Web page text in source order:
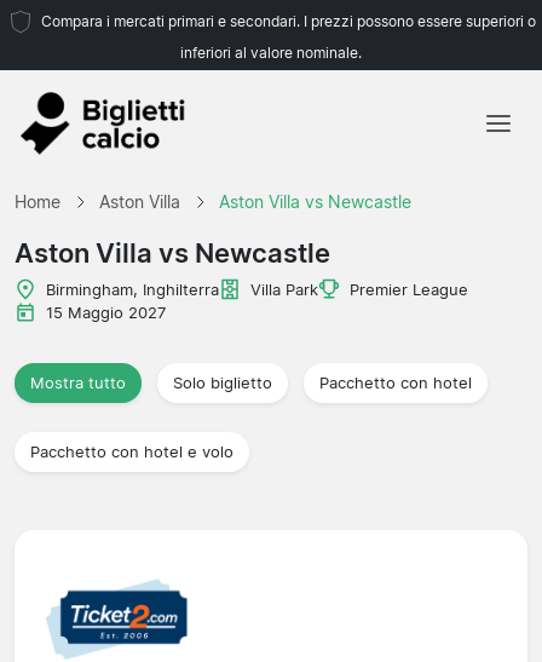
Compara i mercati primari e secondari. I prezzi possono essere superiori o
inferiori al valore nominale.
Home Aston Villa Aston Villa vs Newcastle
Aston Villa vs Newcastle
Birmingham, Inghilterra Villa Park
Premier League
15 Maggio 2027
Mostra tutto Solo biglietto Pacchetto con hotel
Pacchetto con hotel e volo